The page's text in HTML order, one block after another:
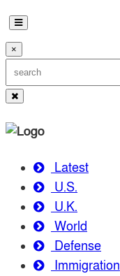
×
Latest
U.S.
U.K.
World
Defense
Immigration